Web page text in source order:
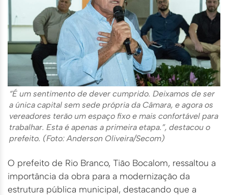
“É um sentimento de dever cumprido. Deixamos de ser
a única capital sem sede própria da Câmara, e agora os
vereadores terão um espaço fixo e mais confortável para
trabalhar. Esta é apenas a primeira etapa.”, destacou o
prefeito. (Foto: Anderson Oliveira/Secom)
O prefeito de Rio Branco, Tião Bocalom, ressaltou a
importância da obra para a modernização da
estrutura pública municipal, destacando que a